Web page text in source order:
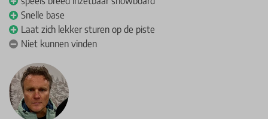
Snelle base
Laat zich lekker sturen op de piste
Niet kunnen vinden